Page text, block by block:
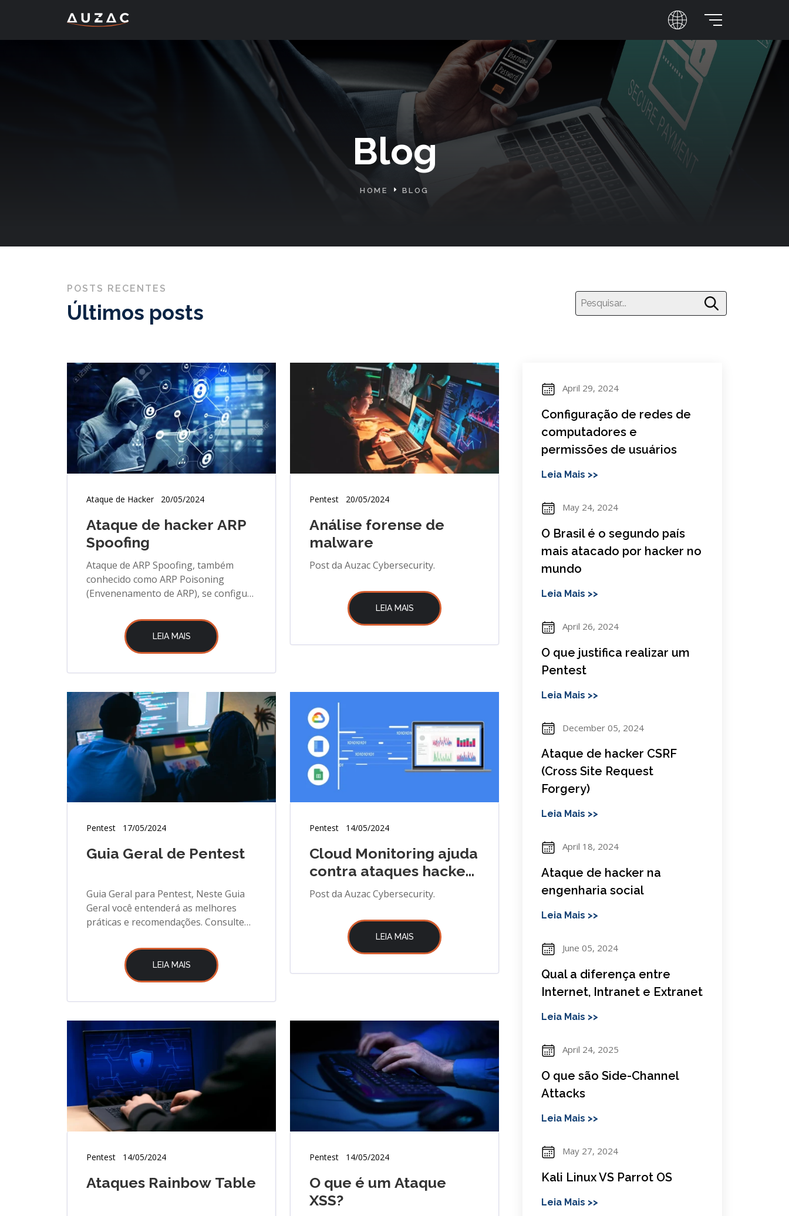
Abrir/cerrar menú
Blog
HOME BLOG
POSTS RECENTES
Últimos posts
Ataque de Hacker 20/05/2024
Ataque de hacker ARP
Spoofing
Ataque de ARP Spoofing, também
conhecido como ARP Poisoning
(Envenenamento de ARP), se configura
LEIA MAIS
Pentest 20/05/2024
Análise forense de
malware
Post da Auzac Cybersecurity.
LEIA MAIS
Pentest 17/05/2024
Guia Geral de Pentest
Guia Geral para Pentest, Neste Guia
Geral você entenderá as melhores
práticas e recomendações. Consulte
LEIA MAIS
Pentest 14/05/2024
Cloud Monitoring ajuda
contra ataques hacker
na GCP
Post da Auzac Cybersecurity.
LEIA MAIS
Pentest 14/05/2024
Ataques Rainbow Table
Pentest 14/05/2024
O que é um Ataque
XSS?
April 29, 2024
Configuração de redes de
computadores e
permissões de usuários
Leia Mais >>
May 24, 2024
O Brasil é o segundo país
mais atacado por hacker no
mundo
Leia Mais >>
April 26, 2024
O que justifica realizar um
Pentest
Leia Mais >>
December 05, 2024
Ataque de hacker CSRF
(Cross Site Request
Forgery)
Leia Mais >>
April 18, 2024
Ataque de hacker na
engenharia social
Leia Mais >>
June 05, 2024
Qual a diferença entre
Internet, Intranet e Extranet
Leia Mais >>
April 24, 2025
O que são Side-Channel
Attacks
Leia Mais >>
May 27, 2024
Kali Linux VS Parrot OS
Leia Mais >>